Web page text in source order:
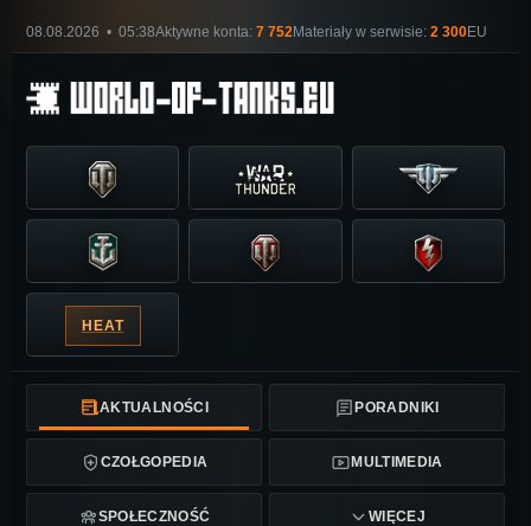
08.08.2026 • 05:38Aktywne konta: 7 752Materiały w serwisie: 2 300EU
HEAT
AKTUALNOŚCI PORADNIKI
CZOŁGOPEDIA MULTIMEDIA
SPOŁECZNOŚĆ WIĘCEJ